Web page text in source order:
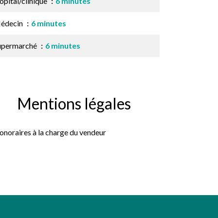
6 minutes
6 minutes
Mentions légales
à la charge du vendeur